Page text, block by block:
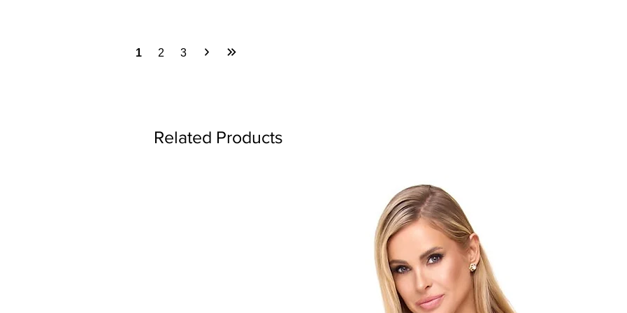
1 2 3
Related Products